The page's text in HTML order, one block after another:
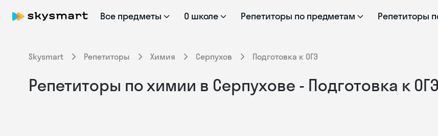
Все предметы О школе Репетиторы по предметам Репетиторы
Skysmart Репетиторы Химия Серпухов Подготовка к ОГЭ
Репетиторы по химии в Серпухове - Подготовка к